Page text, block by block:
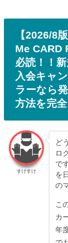
【2026/8
Me CARD
必読！！
入会キャ
ラーなら
方法を完全
すけすけ
ど
ロ
で
を
の
こ
カ
年